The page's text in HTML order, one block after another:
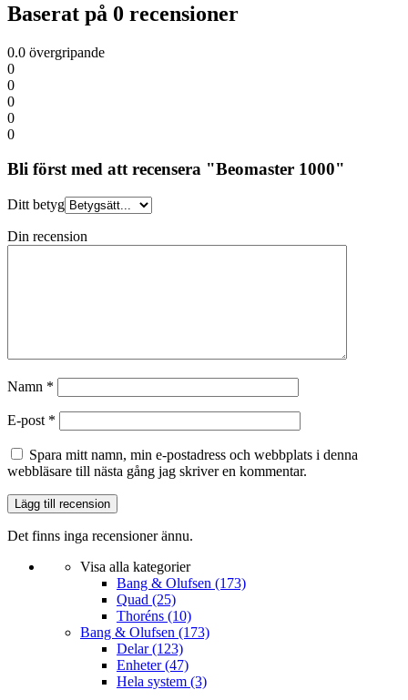
Baserat på 0 recensioner
0.0 övergripande
0
0
0
0
0
Bli först med att recensera "Beomaster 1000"
Ditt betyg
Din recension
Namn *
E-post *
Spara mitt namn, min e-postadress och webbplats i denna
webbläsare till nästa gång jag skriver en kommentar.
Det finns inga recensioner ännu.
Visa alla kategorier
Bang & Olufsen (173)
Quad (25)
Thoréns (10)
Bang & Olufsen (173)
Delar(123)
Enheter(47)
Hela system (3)